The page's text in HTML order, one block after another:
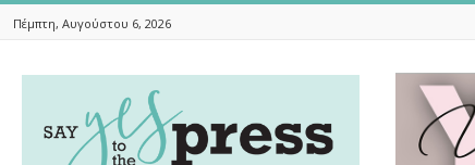
Πέμπτη, Αυγούστου 6, 2026
To
The